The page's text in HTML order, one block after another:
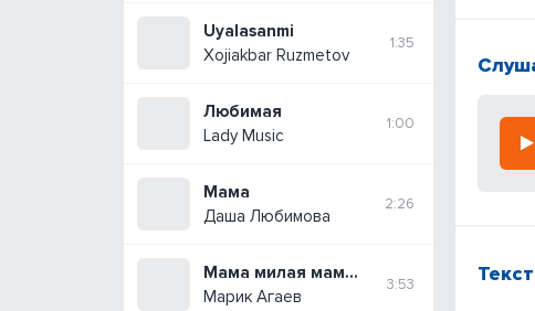
Uyalasanmi
Xojiakbar Ruzmetov
1:35
Любимая
Lady Music
1:00
Мама
Даша Любимова
2:26
Мама милая мама (Cover)
Марик Агаев
3:53